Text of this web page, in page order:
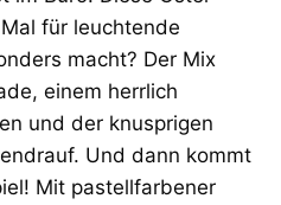
für leuchtende
macht? Der Mix
einem herrlich
und der knusprigen
Und dann kommt
Mit pastellfarbener